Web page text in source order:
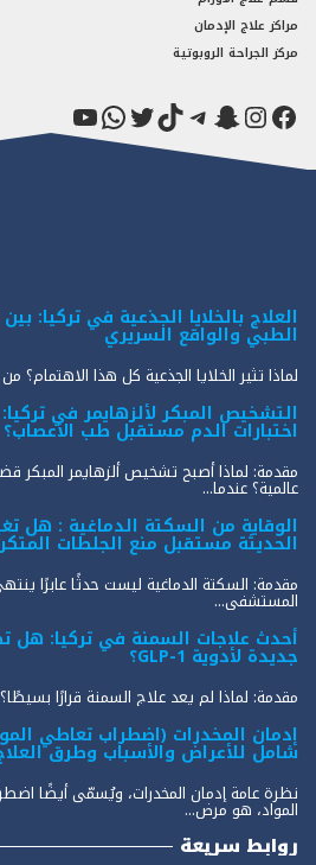
مراكز علاج الإدمان
مركز الجراحة الروبوتية
فيسبوك
إنستجرام
سناب شاتتيليجرام
تيك توكتويترواتساب
يوتيوب
العلاج بالخلايا الجذعية في تركيا:
الطبي والواقع السريري
لماذا تثير الخلايا الجذعية كل هذا الاهتمام؟
التشخيص المبكر لألزهايمر في
اختبارات الدم مستقبل طب الأعصاب؟
مقدمة: لماذا أصبح تشخيص ألزهايمر المبكر
عالمية؟ عندما...
الوقاية من السكتة الدماغية : هل
الحديثة مستقبل منع الجلطات
مقدمة: السكتة الدماغية ليست حدثًا عابرًا
المستشفى...
أحدث علاجات السمنة في تركيا: هل
جديدة لأدوية GLP-1؟
مقدمة: لماذا لم يعد علاج السمنة قرارًا
إدمان المخدرات (اضطراب تعاطي
شامل للأعراض والأسباب وطرق
نظرة عامة إدمان المخدرات، ويُسمّى أيضًا
المواد، هو مرض...
روابط سريعة